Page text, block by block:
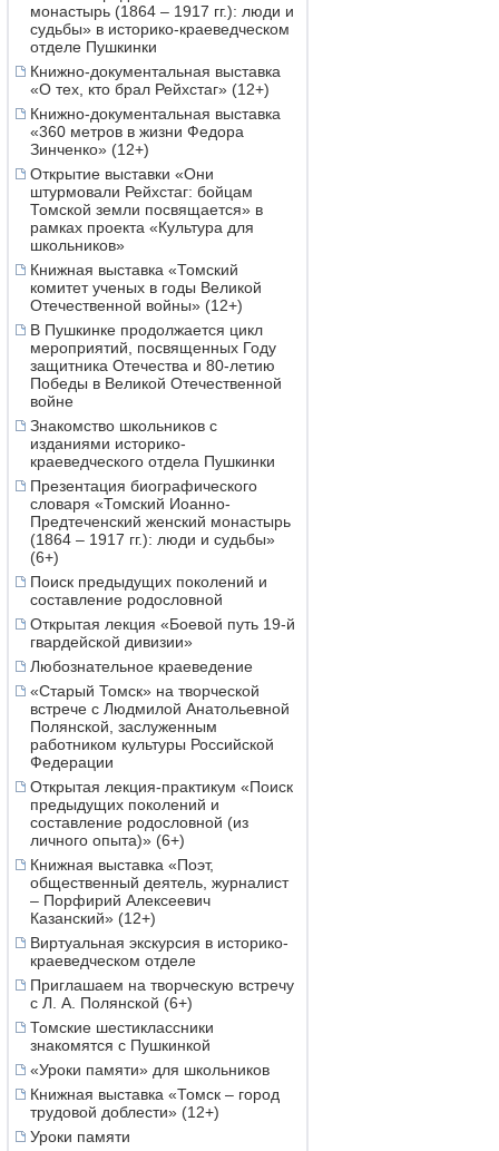
монастырь (1864 – 1917 гг.): люди и
судьбы» в историко-краеведческом
отделе Пушкинки
Книжно-документальная выставка
«О тех, кто брал Рейхстаг» (12+)
Книжно-документальная выставка
«360 метров в жизни Федора
Зинченко» (12+)
Открытие выставки «Они
штурмовали Рейхстаг: бойцам
Томской земли посвящается» в
рамках проекта «Культура для
школьников»
Книжная выставка «Томский
комитет ученых в годы Великой
Отечественной войны» (12+)
В Пушкинке продолжается цикл
мероприятий, посвященных Году
защитника Отечества и 80-летию
Победы в Великой Отечественной
войне
Знакомство школьников с
изданиями историко-
краеведческого отдела Пушкинки
Презентация биографического
словаря «Томский Иоанно-
Предтеченский женский монастырь
(1864 – 1917 гг.): люди и судьбы»
(6+)
Поиск предыдущих поколений и
составление родословной
Открытая лекция «Боевой путь 19-й
гвардейской дивизии»
Любознательное краеведение
«Старый Томск» на творческой
встрече с Людмилой Анатольевной
Полянской, заслуженным
работником культуры Российской
Федерации
Открытая лекция-практикум «Поиск
предыдущих поколений и
составление родословной (из
личного опыта)» (6+)
Книжная выставка «Поэт,
общественный деятель, журналист
– Порфирий Алексеевич
Казанский» (12+)
Виртуальная экскурсия в историко-
краеведческом отделе
Приглашаем на творческую встречу
с Л. А. Полянской (6+)
Томские шестиклассники
знакомятся с Пушкинкой
«Уроки памяти» для школьников
Книжная выставка «Томск – город
трудовой доблести» (12+)
Уроки памяти